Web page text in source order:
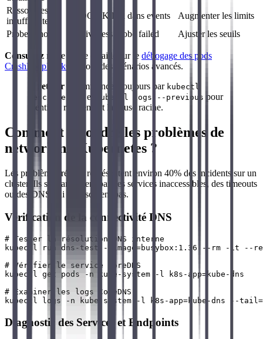
Ressources
insuffisantes
OOMKilled dans events
Augmenter les limits
Probe échouée
Liveness probe failed Ajuster les seuils
Consultez notre guide détaillé sur le débogage des pods
CrashLoopBackOff
pour des scénarios avancés.
À retenir : Commencez toujours par kubectl
describe pod
et kubectl logs --previous pour
identifier rapidement la cause racine.
Comment résoudre les problèmes de
networking Kubernetes ?
Les problèmes réseau représentent environ 40% des incidents sur un
cluster. Ils se manifestent par des services inaccessibles, des timeouts
ou des DNS qui ne résolvent pas.
Vérification de la connectivité DNS
# Tester la résolution DNS interne
kubectl run dns-test --image=busybox:1.36 --rm -it --
# Vérifier le service CoreDNS
kubectl get pods -n kube-system -l k8s-app=kube-dns
# Examiner les logs CoreDNS
Diagnostic des Services et Endpoints